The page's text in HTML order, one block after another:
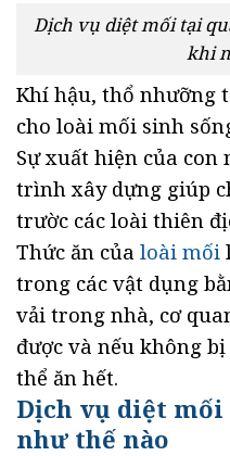
Dịch vụ diệt mối tại
khi
Khí hậu, thổ nhưỡng
cho loài mối sinh
Sự xuất hiện của
trình xây dựng giúp
trườc các loài thiên
Thức ăn của loài mối
trong các vật dụng
vải trong nhà, cơ
được và nếu không
thể ăn hết.
Dịch vụ diệt
như thế nào